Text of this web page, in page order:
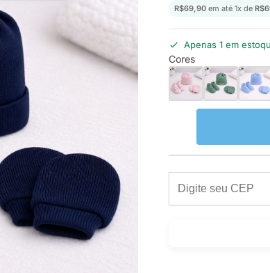
R$69,90em até 1x de R$
Apenas 1 em
Cores